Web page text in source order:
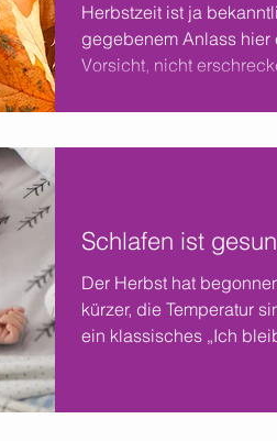
Herbstzeit ist ja
gegebenem Anlass hier
Vorsicht, nicht
Schlafen ist
Der Herbst hat
kürzer, die Temperatur
ein klassisches „Ich